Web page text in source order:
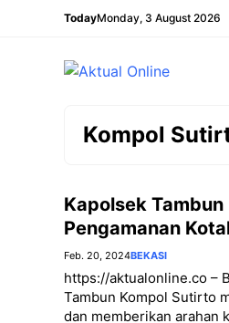
LangsungTodayMonday, 3 August 2026
Kompol
Kapolsek
Pengamanan
Feb. 20, 2024BEKASI
https://aktualonline.co –
Tambun Kompol Sutirto
dan memberikan arahan